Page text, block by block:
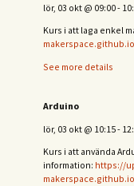
lör, 03 okt @ 09:00-
Kurs i att laga enkel
See more details
Arduino
lör, 03 okt @ 10:15-
Kurs i att använda
information: https://